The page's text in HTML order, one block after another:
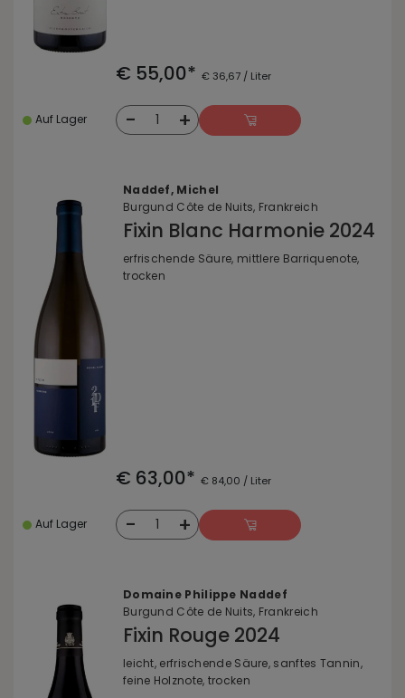
€ 55,00* € 36,67 / Liter
Auf Lager - 1 +
Naddef, Michel
Burgund Côte de Nuits, Frankreich
Fixin Blanc Harmonie 2024
erfrischende Säure, mittlere Barriquenote,
trocken
€ 63,00* € 84,00 / Liter
Auf Lager - 1 +
Domaine Philippe Naddef
Burgund Côte de Nuits, Frankreich
Fixin Rouge 2024
leicht, erfrischende Säure, sanftes Tannin,
feine Holznote, trocken